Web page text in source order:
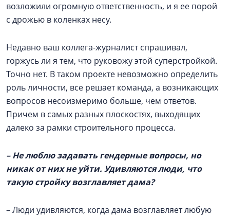
возложили огромную ответственность, и я ее порой
с дрожью в коленках несу.
Недавно ваш коллега-журналист спрашивал,
горжусь ли я тем, что руковожу этой суперстройкой.
Точно нет. В таком проекте невозможно определить
роль личности, все решает команда, а возникающих
вопросов несоизмеримо больше, чем ответов.
Причем в самых разных плоскостях, выходящих
далеко за рамки строительного процесса.
– Не люблю задавать гендерные вопросы, но
никак от них не уйти. Удивляются люди, что
такую стройку возглавляет дама?
– Люди удивляются, когда дама возглавляет любую